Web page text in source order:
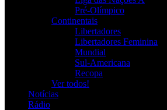
Pré-Olímpico
Continentais
Libertadores
Libertadores Feminina
Mundial
Sul-Americana
Recopa
Ver todos!
Notícias
Rádio